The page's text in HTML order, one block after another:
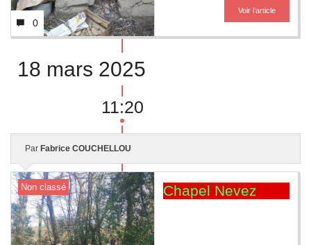
0
Voir l’article
18 mars 2025
11:20
Par Fabrice COUCHELLOU
Non classé Chapel Nevez